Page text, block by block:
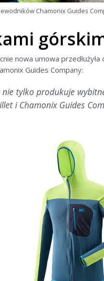
Chamonix Guides
nowa umowa
Guides Company:
tylko produkuje
i Chamonix Guides